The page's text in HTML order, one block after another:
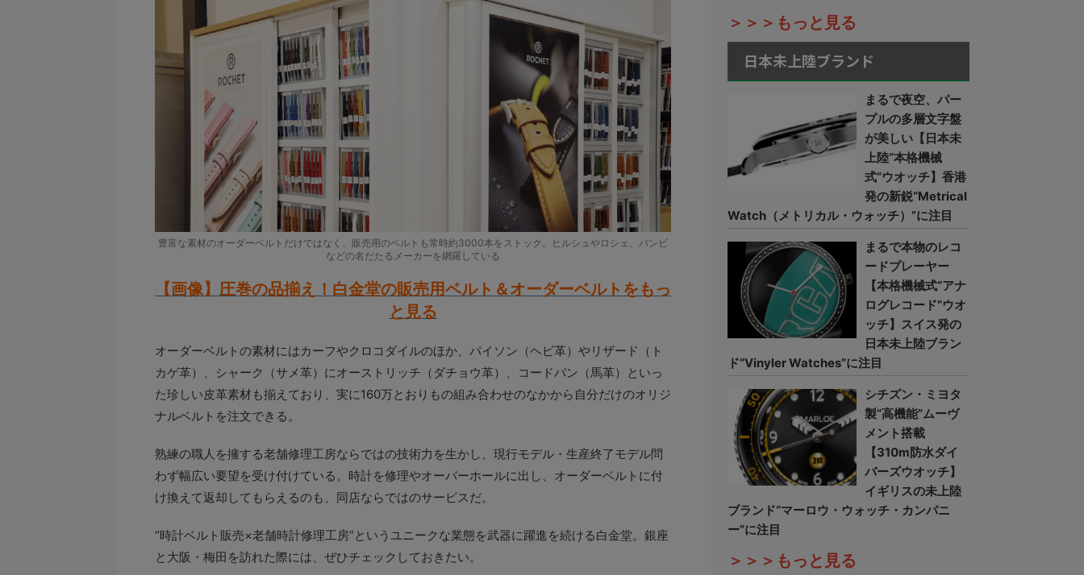
豊富な素材のオーダーベルトだけではなく、販売用のベルトも常時約3000本をストック。ヒルシュやロシェ、バンビ
などの名だたるメーカーを網羅している
【画像】圧巻の品揃え！白金堂の販売用ベルト＆オーダーベルトをもっ
と見る
オーダーベルトの素材にはカーフやクロコダイルのほか、パイソン（ヘビ革）やリザード（ト
カゲ革）、シャーク（サメ革）にオーストリッチ（ダチョウ革）、コードバン（馬革）といっ
た珍しい皮革素材も揃えており、実に160万とおりもの組み合わせのなかから自分だけのオリジ
ナルベルトを注文できる。
熟練の職人を擁する老舗修理工房ならではの技術力を生かし、現行モデル・生産終了モデル問
わず幅広い要望を受け付けている。時計を修理やオーバーホールに出し、オーダーベルトに付
け換えて返却してもらえるのも、同店ならではのサービスだ。
“時計ベルト販売×老舗時計修理工房”というユニークな業態を武器に躍進を続ける白金堂。銀座
と大阪・梅田を訪れた際には、ぜひチェックしておきたい。
＞＞＞もっと見る
日本未上陸ブランド
まるで夜空、パー
プルの多層文字盤
が美しい【日本未
上陸“本格機械
式”ウオッチ】香港
発の新鋭“Metrical
Watch（メトリカル・ウォッチ）”に注目
まるで本物のレコ
ードプレーヤー
【本格機械式“アナ
ログレコード”ウオ
ッチ】スイス発の
日本未上陸ブラン
ド“Vinyler Watches”に注目
シチズン・ミヨタ
製“高機能”ムーヴ
メント搭載
【310m防水ダイ
バーズウオッチ】
イギリスの未上陸
ブランド“マーロウ・ウォッチ・カンパニ
ー”に注目
＞＞＞もっと見る